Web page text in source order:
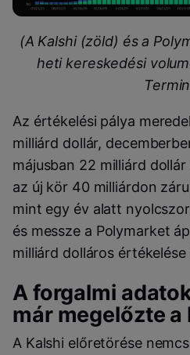
(A Kalshi (zöld) és a
heti kereskedési
Az értékelési pálya
milliárd dollár,
májusban 22 milliárd
az új kör 40 milliárdon
mint egy év alatt
és messze a Polymarket
milliárd dolláros
A forgalmi
már megelőzte
A Kalshi előretörése